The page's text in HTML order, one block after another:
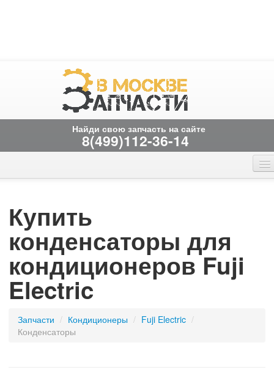
Найди свою запчасть на сайте
8(499)112-36-14
Главная страница
Купить
конденсаторы для
кондиционеров Fuji
Electric
Запчасти / кондиционеры / Fuji Electric /
конденсаторы